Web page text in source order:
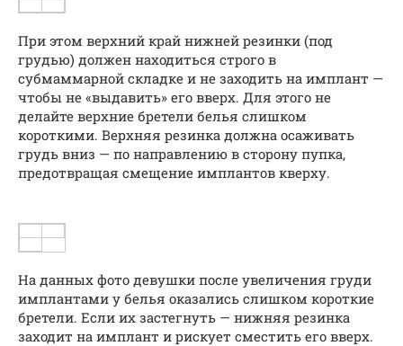
При этом верхний край нижней резинки (под
грудью) должен находиться строго в
субмаммарной складке и не заходить на имплант —
чтобы не «выдавить» его вверх. Для этого не
делайте верхние бретели белья слишком
короткими. Верхняя резинка должна осаживать
грудь вниз — по направлению в сторону пупка,
предотвращая смещение имплантов кверху.
На данных фото девушки после увеличения груди
имплантами у белья оказались слишком короткие
бретели. Если их застегнуть — нижняя резинка
заходит на имплант и рискует сместить его вверх.